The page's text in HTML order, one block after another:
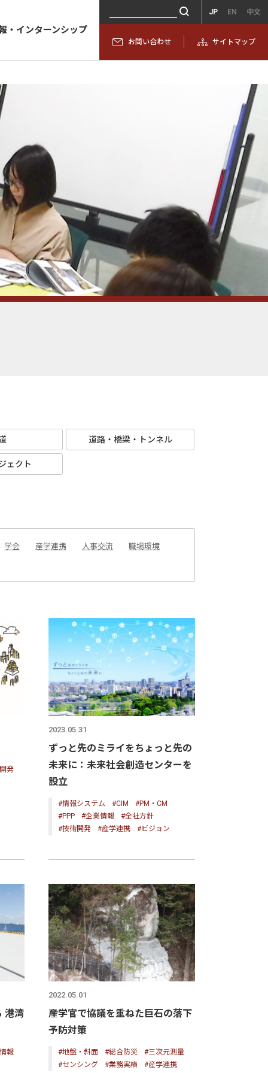
・インターンシップ
JP EN 中文
お問い合わせ サイトマップ
道路・橋梁・トンネル
ェクト
学会 産学連携 人事交流 職場環境
発
2023.05.31
ずっと先のミライをちょっと先の
未来に：未来社会創造センターを
設立
#情報システム #CIM
#PM・CM
#PPP
#企業情報
#全社方針
#技術開発
#産学連携 #ビジョン
港湾
報
2022.05.01
産学官で協議を重ねた巨石の落下
予防対策
#地盤・斜面 #総合防災
#三次元測量
#センシング
#業務実績 #産学連携